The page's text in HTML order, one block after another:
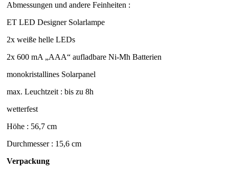
Abmessungen und andere Feinheiten :
ET LED Designer Solarlampe
2x weiße helle LEDs
2x 600 mA „AAA“ aufladbare Ni-Mh Batterien
monokristallines Solarpanel
max. Leuchtzeit : bis zu 8h
wetterfest
Höhe : 56,7 cm
Durchmesser : 15,6 cm
Verpackung